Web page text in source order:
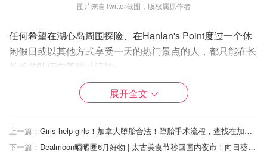
图片来自Twitter截图，版权属原作者
任何希望在湖心岛周围探险、在Hanlan's Point度过一个休
闲假日或以其他方式享受一天的热门景点的人，都只能在长
长长的队伍中等待从渡轮~
展开全文
上一篇：
Girls help girls！加拿大堕胎合法！堕胎手术流程，查找在加拿大提供堕胎手术的医院/诊所，这篇帖子告诉你！
下一篇：
Dealmoon晒晒圈6月好物 | 太古美食节秒回国内夜市！向日葵花田，蓝莓农场必去！复古小洋楼，隐藏拍照点！